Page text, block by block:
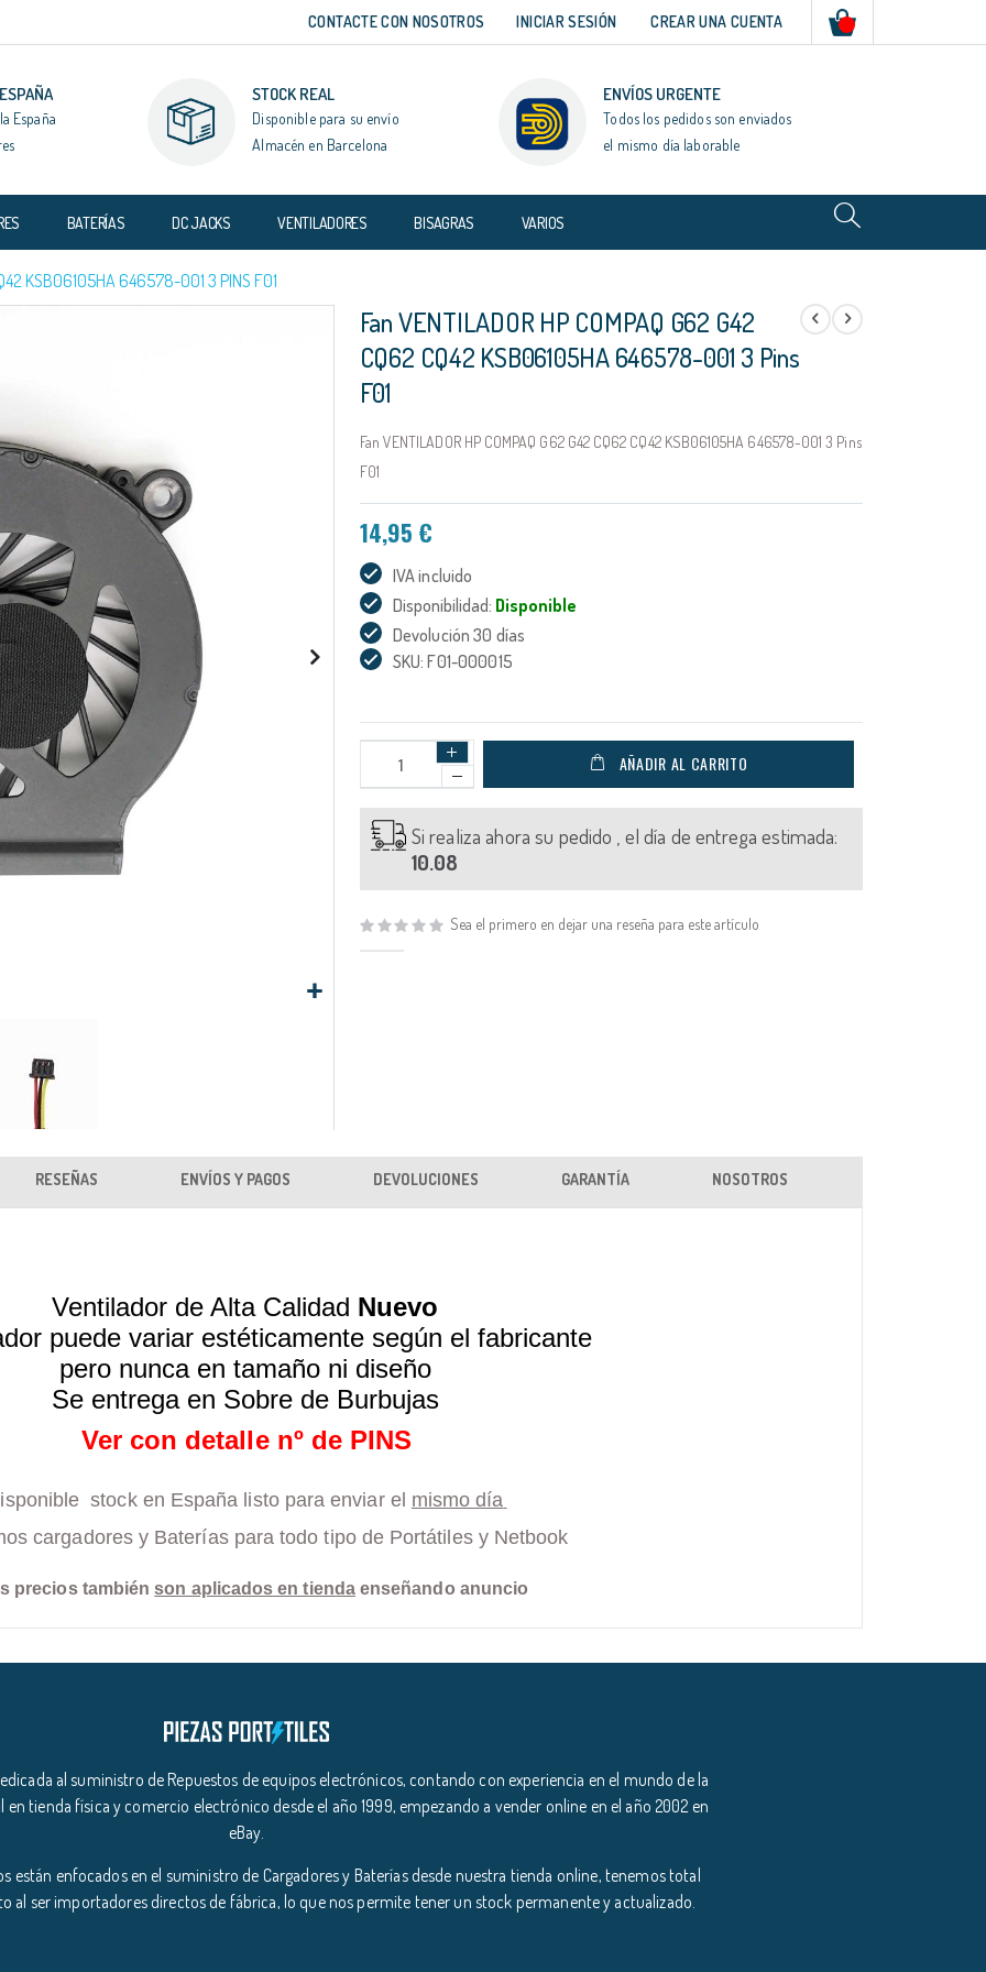
CONTACTE CON NOSOTROS INICIAR SESIÓN CREAR UNA CUENTA
España
STOCK REAL
Disponible para su envío
Almacén en Barcelona
ENVÍOS URGENTE
Todos los pedidos son enviados
el mismo día laborable
BATERÍAS DC JACKS VENTILADORES BISAGRAS VARIOS
KSB06105HA 646578-001 3 PINS F01
Fan VENTILADOR HP COMPAQ G62 G42
CQ62 CQ42 KSB06105HA 646578-001 3 Pins
F01
Fan VENTILADOR HP COMPAQ G62 G42 CQ62 CQ42 KSB06105HA 646578-001 3 Pins
F01
14,95 €
IVA incluido
Disponibilidad: Disponible
Devolución 30 días
SKU: F01-000015
AÑADIR AL CARRITO
Si realiza ahora su pedido , el día de entrega estimada:
10.08
Sea el primero en dejar una reseña para este artículo
Ventilador de Alta Calidad Nuevo
puede variar estéticamente según el fabricante
pero nunca en tamaño ni diseño
Se entrega en Sobre de Burbujas
Ver con detalle nº de PINS
stock en España listo para enviar el mismo día
cargadores y Baterías para todo tipo de Portátiles y Netbook
precios también son aplicados en tienda enseñando anuncio
RESEÑAS ENVÍOS Y PAGOS DEVOLUCIONES GARANTÍA NOSOTROS
al suministro de Repuestos de equipos electrónicos, contando con experiencia en el mundo de la
tienda física y comercio electrónico desde el año 1999, empezando a vender online en el año 2002 en
eBay.
están enfocados en el suministro de Cargadores y Baterías desde nuestra tienda online, tenemos total
al ser importadores directos de fábrica, lo que nos permite tener un stock permanente y actualizado.